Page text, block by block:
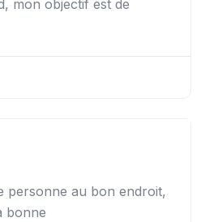
mon objectif est de
personne au bon endroit,
bonne